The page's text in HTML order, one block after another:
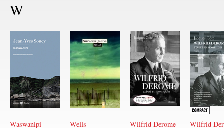
W
Waswanipi Wells Wilfrid Derome Wilfrid